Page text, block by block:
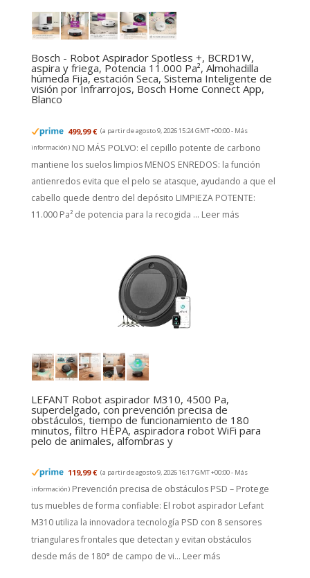
Bosch - Robot Aspirador Spotless +, BCRD1W,
aspira y friega, Potencia 11.000 Pa², Almohadilla
húmeda Fija, estación Seca, Sistema Inteligente de
visión por Infrarrojos, Bosch Home Connect App,
Blanco
499,99 € (a partir de agosto 9, 2026 15:24 GMT +00:00 - Más
información) NO MÁS POLVO: el cepillo potente de carbono
mantiene los suelos limpios MENOS ENREDOS: la función
antienredos evita que el pelo se atasque, ayudando a que el
cabello quede dentro del depósito LIMPIEZA POTENTE:
11.000 Pa² de potencia para la recogida ... Leer más
LEFANT Robot aspirador M310, 4500 Pa,
superdelgado, con prevención precisa de
obstáculos, tiempo de funcionamiento de 180
minutos, filtro HEPA, aspiradora robot WiFi para
pelo de animales, alfombras y
119,99 € (a partir de agosto 9, 2026 16:17 GMT +00:00 - Más
información) Prevención precisa de obstáculos PSD – Protege
tus muebles de forma confiable: El robot aspirador Lefant
M310 utiliza la innovadora tecnología PSD con 8 sensores
triangulares frontales que detectan y evitan obstáculos
desde más de 180° de campo de vi... Leer más